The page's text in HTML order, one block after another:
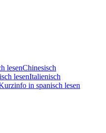
Chinesisch
Italienisch